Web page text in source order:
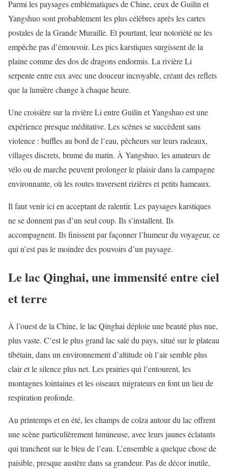
Parmi les paysages emblématiques de Chine, ceux de Guilin et
Yangshuo sont probablement les plus célèbres après les cartes
postales de la Grande Muraille. Et pourtant, leur notoriété ne les
empêche pas d’émouvoir. Les pics karstiques surgissent de la
plaine comme des dos de dragons endormis. La rivière Li
serpente entre eux avec une douceur incroyable, créant des reflets
que la lumière change à chaque heure.
Une croisière sur la rivière Li entre Guilin et Yangshuo est une
expérience presque méditative. Les scènes se succèdent sans
violence : buffles au bord de l’eau, pêcheurs sur leurs radeaux,
villages discrets, brume du matin. À Yangshuo, les amateurs de
vélo ou de marche peuvent prolonger le plaisir dans la campagne
environnante, où les routes traversent rizières et petits hameaux.
Il faut venir ici en acceptant de ralentir. Les paysages karstiques
ne se donnent pas d’un seul coup. Ils s’installent. Ils
accompagnent. Ils finissent par façonner l’humeur du voyageur, ce
qui n’est pas le moindre des pouvoirs d’un paysage.
Le lac Qinghai, une immensité entre ciel
et terre
À l’ouest de la Chine, le lac Qinghai déploie une beauté plus nue,
plus vaste. C’est le plus grand lac salé du pays, situé sur le plateau
tibétain, dans un environnement d’altitude où l’air semble plus
clair et le silence plus net. Les prairies qui l’entourent, les
montagnes lointaines et les oiseaux migrateurs en font un lieu de
respiration profonde.
Au printemps et en été, les champs de colza autour du lac offrent
une scène particulièrement lumineuse, avec leurs jaunes éclatants
qui tranchent sur le bleu de l’eau. L’ensemble a quelque chose de
paisible, presque austère dans sa grandeur. Pas de décor inutile,